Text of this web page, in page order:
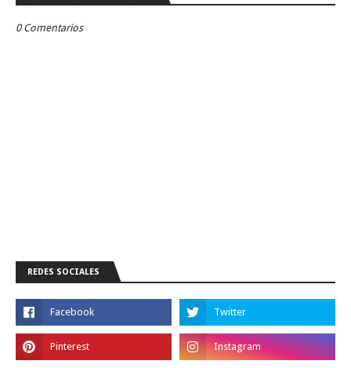
0 Comentarios
REDES SOCIALES